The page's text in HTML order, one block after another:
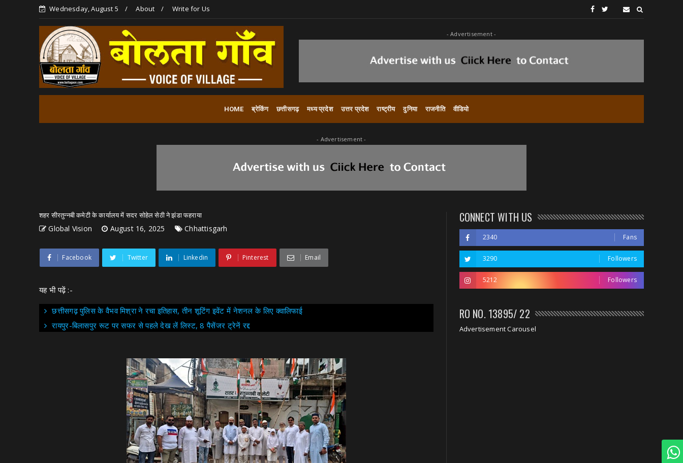
Wednesday, August 5 About Write for Us
- Advertisement -
HOME ब्रेकिंग छत्तीसगढ़ मध्य प्रदेश उत्तर प्रदेश राष्ट्रीय दुनिया राजनीति वीडियो
- Advertisement -
शहर सीरतुन्नबी कमेटी के कार्यालय में सदर सोहेल सेठी ने झंडा फहराया
Global Vision August 16, 2025 Chhattisgarh
Facebook Twitter Linkedin Pinterest Email
यह भी पढ़ें :-
छत्तीसगढ़ पुलिस के वैभव मिश्रा ने रचा इतिहास, तीन शूटिंग इवेंट में नेशनल के लिए क्वालिफाई
रायपुर-बिलासपुर रूट पर सफर से पहले देख लें लिस्ट, 8 पैसेंजर ट्रेनें रद्द
CONNECT WITH US
2340 Fans
3290 Followers
5212 Followers
RO NO. 13895/ 22
Advertisement Carousel